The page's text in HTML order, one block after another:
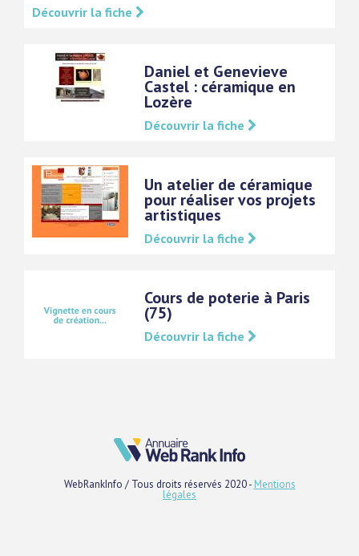
Découvrir la fiche
Daniel et Genevieve
Castel : céramique en
Lozère
Découvrir la fiche
Un atelier de céramique
pour réaliser vos projets
artistiques
Découvrir la fiche
Cours de poterie à Paris
(75)
Découvrir la fiche
WebRankInfo / Tous droits réservés 2020 - Mentions
légales